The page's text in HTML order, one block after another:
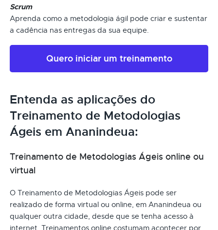
Scrum
Aprenda como a metodologia ágil pode criar e sustentar
a cadência nas entregas da sua equipe.
Quero iniciar um treinamento
Entenda as aplicações do
Treinamento de Metodologias
Ágeis em Ananindeua:
Treinamento de Metodologias Ágeis online ou
virtual
O Treinamento de Metodologias Ágeis pode ser
realizado de forma virtual ou online, em Ananindeua ou
qualquer outra cidade, desde que se tenha acesso à
internet. Treinamentos online costumam acontecer por